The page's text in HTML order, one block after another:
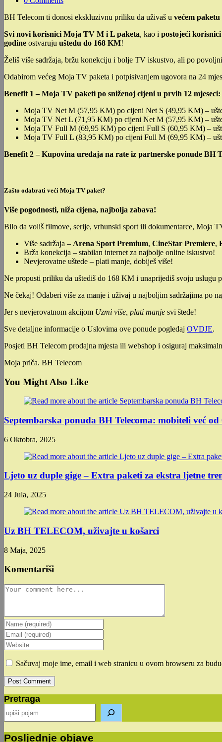
BH Telecom ti donosi ekskluzivnu priliku da uživaš u većem
Svi novi korisnici Moja TV M i L paketa, kao i postojeći korisnici
godine ostvaruju uštedu do 168 KM!
Želiš više sadržaja, bržu konekciju i bolje TV iskustvo, ali po
Odabirom većeg Moja TV paketa i potpisivanjem ugovora na 24
Benefit 1 – Moja TV paketi po sniženoj cijeni u prvih 12 mjeseci:
Moja TV Net M (57,95 KM) po cijeni Net S (49,95 KM) –
Moja TV Net L (71,95 KM) po cijeni Net M (57,95 KM) –
Moja TV Full M (69,95 KM) po cijeni Full S (60,95 KM) –
Moja TV Full L (83,95 KM) po cijeni Full M (69,95 KM) –
Benefit 2 – Kupovina uređaja na rate iz partnerske ponude BH
Zašto odabrati veći Moja TV paket?
Više pogodnosti, niža cijena, najbolja zabava!
Bilo da voliš filmove, serije, vrhunski sport ili dokumentarce, Moja
Više sadržaja – Arena Sport Premium, CineStar Premiere,
Brža konekcija – stabilan internet za najbolje online iskustvo!
Nevjerovatne uštede – plati manje, dobiješ više!
Ne propusti priliku da uštediš do 168 KM i unaprijediš svoju uslugu
Ne čekaj! Odaberi više za manje i uživaj u najboljim sadržajima po
Jer s nevjerovatnom akcijom Uzmi više, plati manje svi štede!
Sve detaljne informacije o Uslovima ove ponude pogledaj OVDJE.
Posjeti BH Telecom prodajna mjesta ili webshop i osiguraj
Moja priča. BH Telecom
You Might Also Like
Septembarska ponuda BH Telecoma: mobiteli već
6 Oktobra, 2025
Ljeto uz duple gige – Extra paketi za ekstra ljetne
24 Jula, 2025
Uz BH TELECOM, uživajte u košarci
8 Maja, 2025
Komentariši
Comment
Enter
your
name
or
username
to
comment
Enter
your
email
address
to
comment
Enter
your
website
(optional)
Sačuvaj moje ime, email i web stranicu u ovom browseru za
Pretraga
Posljednje objave